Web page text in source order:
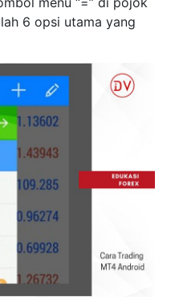
6 opsi utama yang